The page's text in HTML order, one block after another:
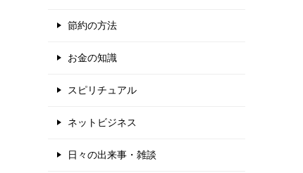
節約の方法
お金の知識
スピリチュアル
ネットビジネス
日々の出来事・雑談